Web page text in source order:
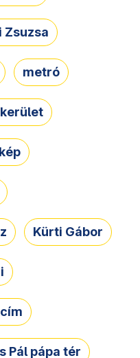
Zsuzsa
metró
Kürti Gábor
Pál pápa tér